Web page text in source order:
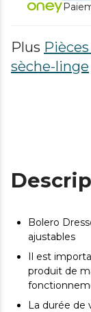
Plus
sèche-linge
Bolero
ajustables
Il est
produit de
La durée de